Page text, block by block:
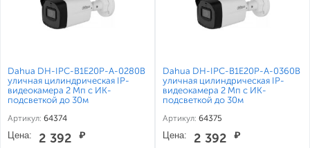
Dahua DH-IPC-B1E20P-A-0280B
уличная цилиндрическая IP-
видеокамера 2 Мп с ИК-
подсветкой до 30м
Артикул: 64374
Цена: 2 392 ₽
Dahua DH-IPC-B1E20P-A-0360B
уличная цилиндрическая IP-
видеокамера 2 Мп с ИК-
подсветкой до 30м
Артикул: 64375
Цена: 2 392 ₽